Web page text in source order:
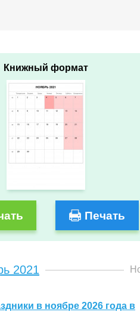
Книжный формат
Печать
2021
в ноябре 2026 года в